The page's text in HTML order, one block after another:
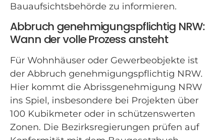
Bauaufsichtsbehörde zu informieren.
Abbruch genehmigungspflichtig NRW:
Wann der volle Prozess ansteht
Für Wohnhäuser oder Gewerbeobjekte ist
der Abbruch genehmigungspflichtig NRW.
Hier kommt die Abrissgenehmigung NRW
ins Spiel, insbesondere bei Projekten über
100 Kubikmeter oder in schützenswerten
Zonen. Die Bezirksregierungen prüfen auf